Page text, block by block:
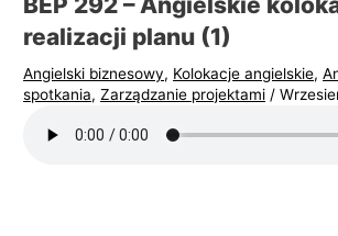
realizacji planu (1)
Angielski biznesowy, Kolokacje angielskie,
spotkania,Zarządzanie projektami /
a
a
n
g